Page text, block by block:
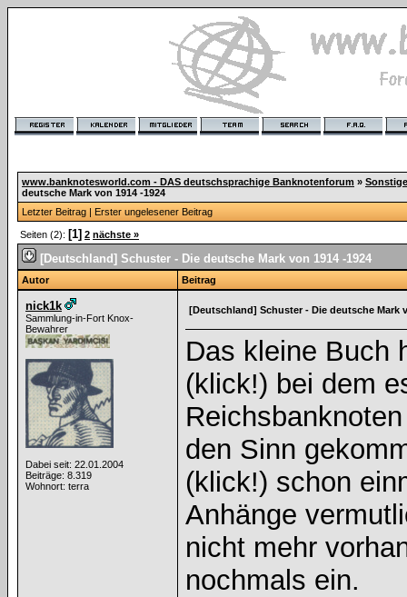
www.banknotesworld.com - DAS deutschsprachige Banknotenforum »
deutsche Mark von 1914 -1924
Letzter Beitrag | Erster ungelesener Beitrag
Seiten (2): [1] 2 nächste »
[Deutschland] Schuster - Die deutsche Mark von 1914 -1924
Autor Beitrag
nick1k
Sammlung-in-Fort Knox-
Bewahrer
Dabei seit: 22.01.2004
Beiträge: 8.319
Wohnort: terra
[Deutschland] Schuster - Die deutsche Mark
Das kleine Buch
(klick!) bei dem
den Sinn
(klick!) schon
Anhänge
nicht mehr
nochmals ein.